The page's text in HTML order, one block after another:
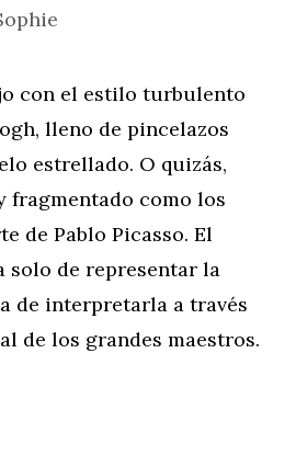
con el estilo turbulento
lleno de pincelazos
estrellado. O quizás,
fragmentado como los
de Pablo Picasso. El
solo de representar la
de interpretarla a través
de los grandes maestros.